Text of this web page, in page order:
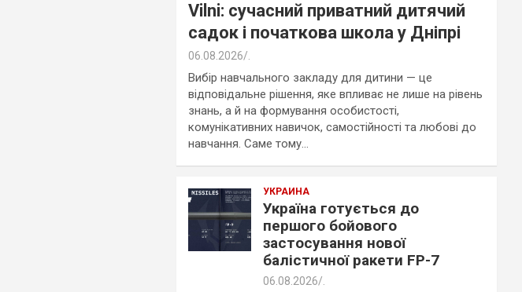
Vilni: сучасний приватний дитячий
садок і початкова школа у Дніпрі
06.08.2026
Вибір навчального закладу для дитини — це
відповідальне рішення, яке впливає не лише на рівень
знань, а й на формування особистості,
комунікативних навичок, самостійності та любові до
навчання. Саме тому…
УКРАИНА
Україна готується до
першого бойового
застосування нової
балістичної ракети FP-7
06.08.2026